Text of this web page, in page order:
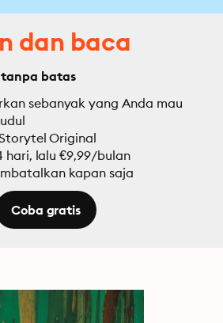
dan baca
batas
sebanyak yang Anda mau
Original
hari, lalu €9,99/bulan
kapan saja
Coba gratis